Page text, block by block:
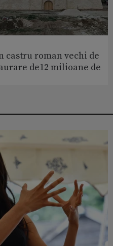
castru roman vechi de
de12 milioane de